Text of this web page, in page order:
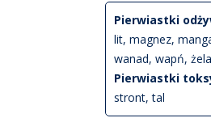
Pierwiastki
lit, magnez,
wanad, wapń,
Pierwiastki
stront, tal